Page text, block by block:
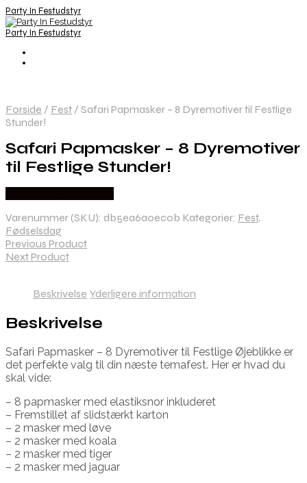
Party In Festudstyr
Party In Festudstyr
Forside / Fest / Safari Papmasker – 8 Dyremotiver til Festlige
Stunder!
Safari Papmasker – 8 Dyremotiver
til Festlige Stunder!
Varenummer (SKU): db5ea6a0ec0b Kategorier: Fest,
Fødselsdag
Previous Product
Next Product
Beskrivelse Yderligere information
Beskrivelse
Safari Papmasker – 8 Dyremotiver til Festlige Øjeblikke er
det perfekte valg til din næste temafest. Her er hvad du
skal vide:
– 8 papmasker med elastiksnor inkluderet
– Fremstillet af slidstærkt karton
– 2 masker med løve
– 2 masker med koala
– 2 masker med tiger
– 2 masker med jaguar